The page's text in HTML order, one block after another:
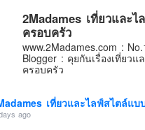
2Madames เที่ยวและ
ครอบครัว
www.2Madames.com :
Blogger : คุยกันเรื่องเที่ยว
ครอบครัว
เที่ยวและไลฟ์สไตล์แบ
ago